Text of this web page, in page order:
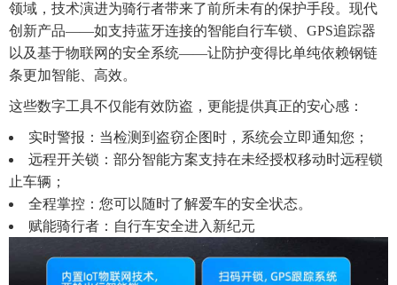
领域，技术演进为骑行者带来了前所未有的保护手段。现代
创新产品——如支持蓝牙连接的智能自行车锁、GPS追踪器
以及基于物联网的安全系统——让防护变得比单纯依赖钢链
条更加智能、高效。
这些数字工具不仅能有效防盗，更能提供真正的安心感：
实时警报：当检测到盗窃企图时，系统会立即通知您；
远程开关锁：部分智能方案支持在未经授权移动时远程锁
止车辆；
全程掌控：您可以随时了解爱车的安全状态。
赋能骑行者：自行车安全进入新纪元